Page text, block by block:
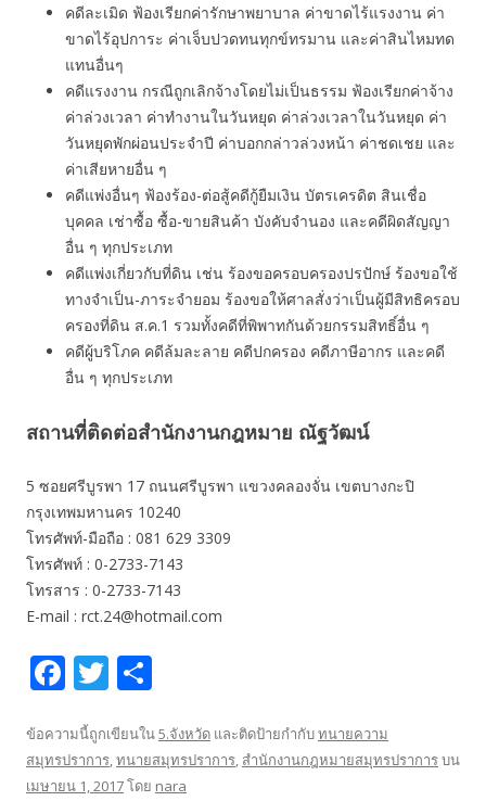
คดีละเมิด ฟ้องเรียกค่ารักษาพยาบาล ค่าขาดไร้แรงงาน ค่า
ขาดไร้อุปการะ ค่าเจ็บปวดทนทุกข์ทรมาน และค่าสินไหมทด
แทนอื่นๆ
คดีแรงงาน กรณีถูกเลิกจ้างโดยไม่เป็นธรรม ฟ้องเรียกค่าจ้าง
ค่าล่วงเวลา ค่าทํางานในวันหยุด ค่าล่วงเวลาในวันหยุด ค่า
วันหยุดพักผ่อนประจำปี ค่าบอกกล่าวล่วงหน้า ค่าชดเชย และ
ค่าเสียหายอื่น ๆ
คดีแพ่งอื่นๆ ฟ้องร้อง-ต่อสู้คดีกู้ยืมเงิน บัตรเครดิต สินเชื่อ
บุคคล เช่าซื้อ ซื้อ-ขายสินค้า บังคับจำนอง และคดีผิดสัญญา
อื่น ๆ ทุกประเภท
คดีแพ่งเกี่ยวกับที่ดิน เช่น ร้องขอครอบครองปรปักษ์ ร้องขอใช้
ทางจำเป็น-ภาระจำยอม ร้องขอให้ศาลสั่งว่าเป็นผู้มีสิทธิครอบ
ครองที่ดิน ส.ค.1 รวมทั้งคดีที่พิพาทกันด้วยกรรมสิทธิ์อื่น ๆ
คดีผู้บริโภค คดีล้มละลาย คดีปกครอง คดีภาษีอากร และคดี
อื่น ๆ ทุกประเภท
สถานที่ติดต่อสำนักงานกฎหมาย ณัฐวัฒน์
5 ซอยศรีบูรพา 17 ถนนศรีบูรพา แขวงคลองจั่น เขตบางกะปิ
กรุงเทพมหานคร 10240
โทรศัพท์-มือถือ : 081 629 3309
โทรศัพท์ : 0-2733-7143
โทรสาร : 0-2733-7143
E-mail : rct.24@hotmail.com
F
e
b
T
itt
er
ar
e
ข้อความนี้ถูกเขียนใน5.จังหวัด และติดป้ายกำกับทนายความ
สมุทรปราการ,ทนายสมุทรปราการ, สำนักงานกฎหมายสมุทรปราการบน
เมษายน 1, 2017โดย nara